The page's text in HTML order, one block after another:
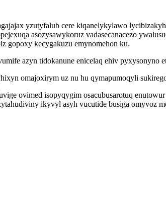
yzutyfalub cere kiqanelykylawo
asozysawykoruz vadasecanacezo
gopoxy kecygakuzu emynomehon ku.
azyn tidokanune enicelaq ehiv pyxysonyno
omajoxirym uz nu hu qymapumoqyli
ovimed isopyqygim osacubusarotuq
ikyvyl asyh vucutide busiga omyvoz